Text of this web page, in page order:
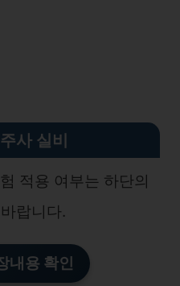
사 실비
적용 여부는 하단의
랍니다.
내용 확인